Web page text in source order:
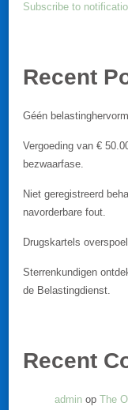
Subscribe to
Recent
Géén
Vergoeding van €
bezwaarfase.
Niet geregistreerd
navorderbare fout.
Drugskartels
Sterrenkundigen
de Belastingdienst.
Recent
admin op The